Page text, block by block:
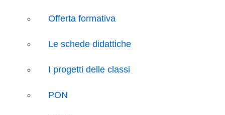
Offerta formativa
Le schede didattiche
I progetti delle classi
PON